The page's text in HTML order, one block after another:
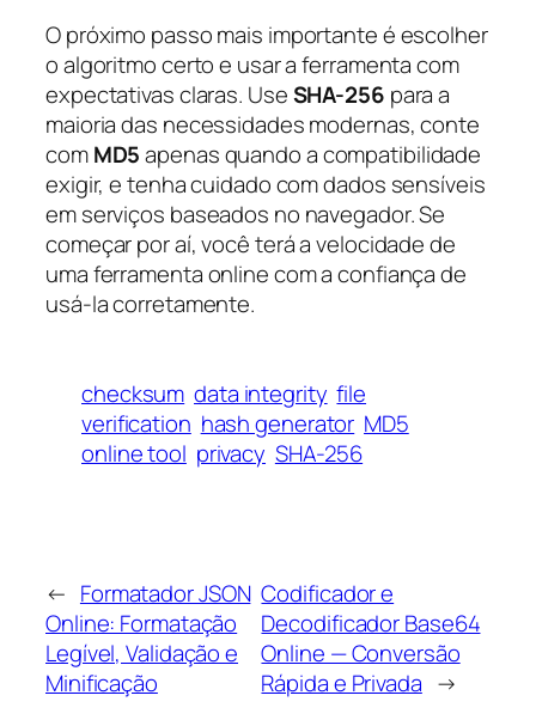
O próximo passo mais importante é escolher
o algoritmo certo e usar a ferramenta com
expectativas claras. UseSHA-256 para a
maioria das necessidades modernas, conte
comMD5apenas quando a compatibilidade
exigir, e tenha cuidado com dados sensíveis
em serviços baseados no navegador. Se
começar por aí, você terá a velocidade de
uma ferramenta online com a confiança de
usá-la corretamente.
checksum data integrity file
verification hash generator MD5
online tool privacy SHA-256
← Formatador JSON
Online: Formatação
Legível, Validação e
Minificação
Codificador e
Decodificador Base64
Online — Conversão
Rápida e Privada →